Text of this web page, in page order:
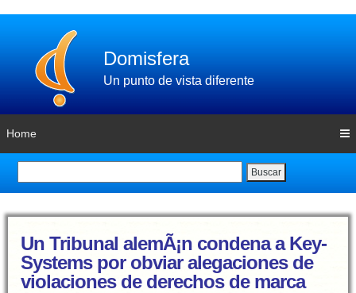
Domisfera
Un punto de vista diferente
Home
Buscar
Un Tribunal alemÃ¡n condena a Key-
Systems por obviar alegaciones de
violaciones de derechos de marca